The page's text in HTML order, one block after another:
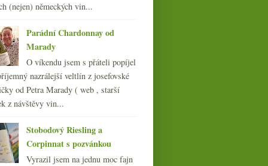
(270)
(108)
(nejen) německých vin...
Parádní Chardonnay od
Marady
O víkendu jsem s přáteli popíjel
nazrálejší veltlín z josefovské
od Petra Marady ( web , starší
z návštěvy vin...
Stobodový Riesling a
Corpinnat s pozvánkou
Vyrazil jsem na jednu moc fajn